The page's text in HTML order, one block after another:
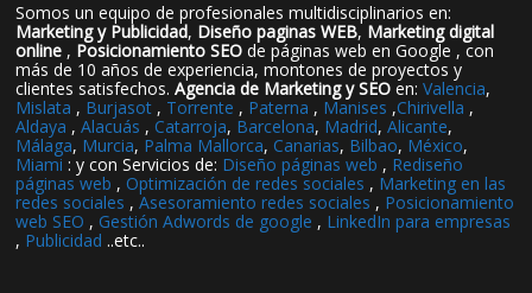
Somos un equipo de profesionales multidisciplinarios en:
Marketing y Publicidad, Diseño paginas WEB, Marketing digital
online , Posicionamiento SEO de páginas web en Google , con
más de 10 años de experiencia, montones de proyectos y
clientes satisfechos.Agencia de Marketing y SEO en:Valencia,
Mislata , Burjasot , Torrente , Paterna , Manises ,Chirivella ,
Aldaya ,Alacuás , Catarroja, Barcelona, Madrid,Alicante,
Málaga, Murcia, Palma Mallorca, Canarias, Bilbao, México,
Miami : y con Servicios de: Diseño páginas web , Rediseño
páginas web , Optimización de redes sociales , Marketing en las
redes sociales ,Asesoramiento redes sociales , Posicionamiento
web SEO , Gestión Adwords de google , LinkedIn para empresas
, Publicidad ..etc..